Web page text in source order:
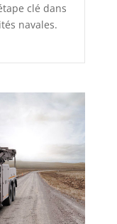
clé dans
navales.